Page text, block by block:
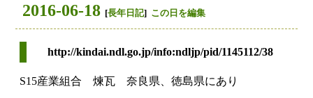
2016-06-18 [長年日記] この日を編集
http://kindai.ndl.go.jp/info:ndljp/pid/1145112/38
S15産業組合 煉瓦 奈良県、徳島県にあり